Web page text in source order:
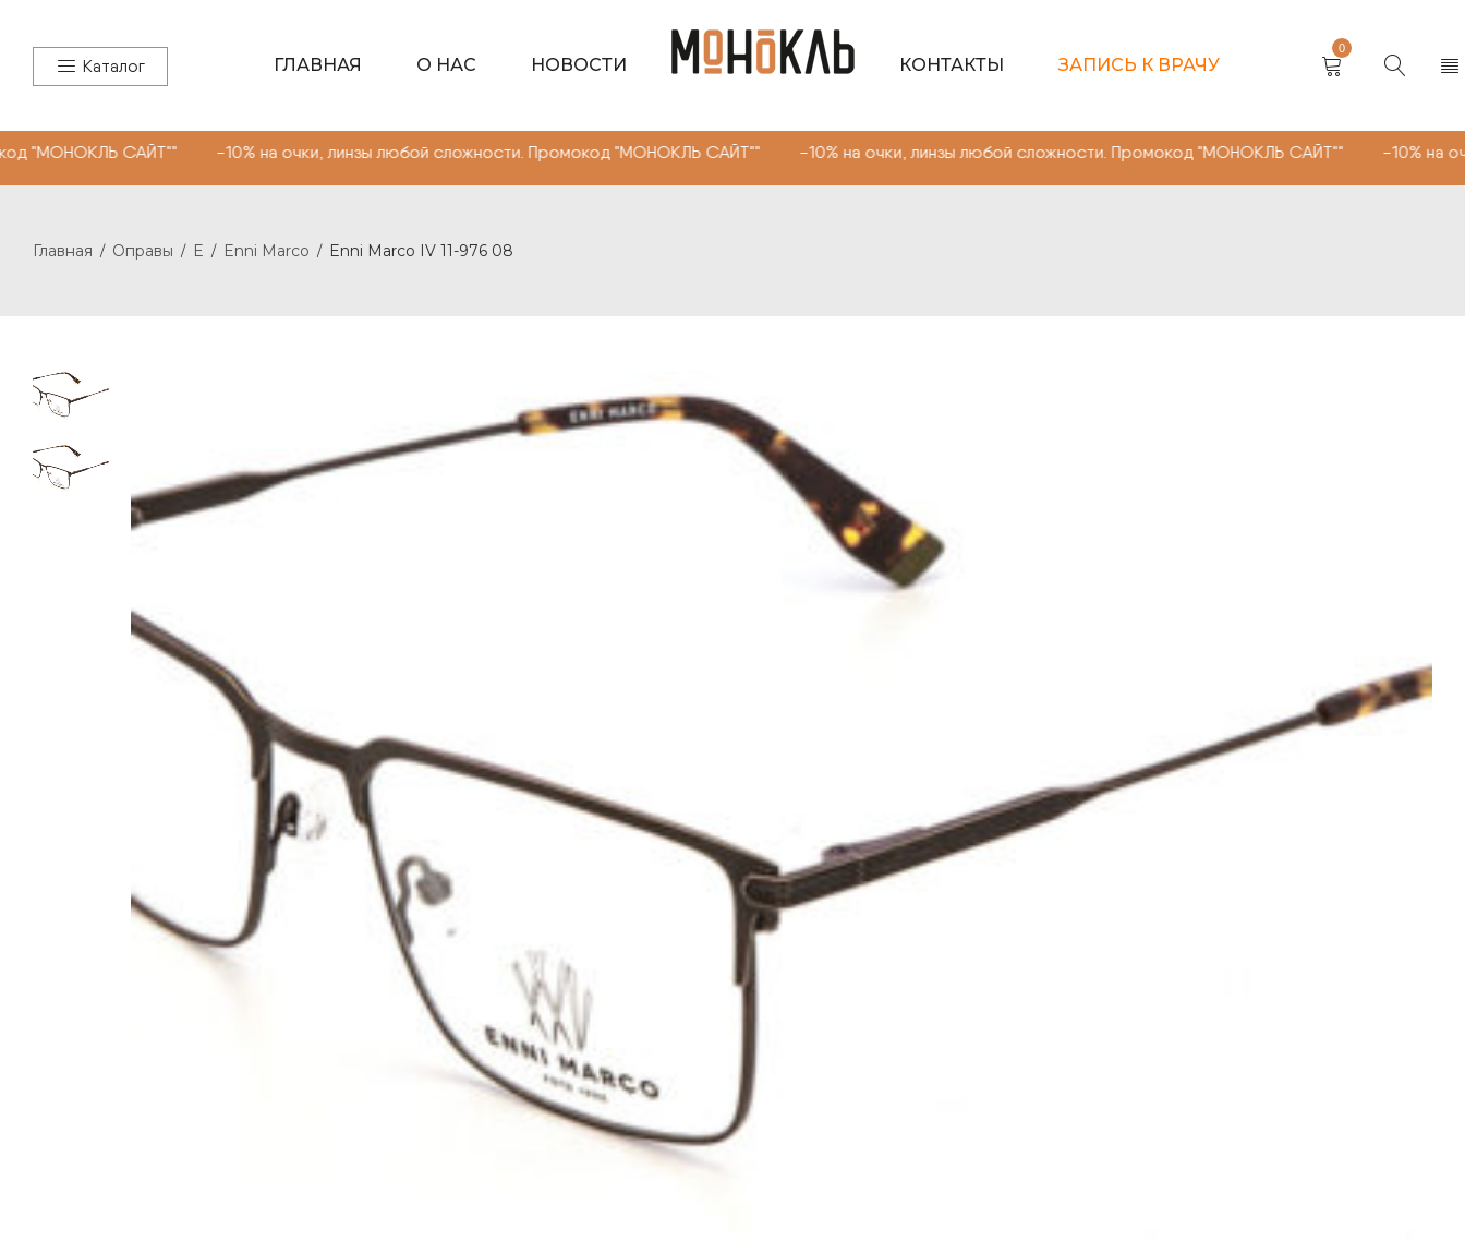
Каталог ГЛАВНАЯ О НАС НОВОСТИ КОНТАКТЫ ЗАПИСЬ К ВРАЧУ
0
-10% на очки, линзы любой сложности. Промокод "МОНОКЛЬ САЙТ"" -10% на очки, линзы любой сложности. Промокод "МОНОКЛЬ САЙТ"" -10% на очки,
Главная / Оправы / E / Enni Marco / Enni Marco IV 11-976 08